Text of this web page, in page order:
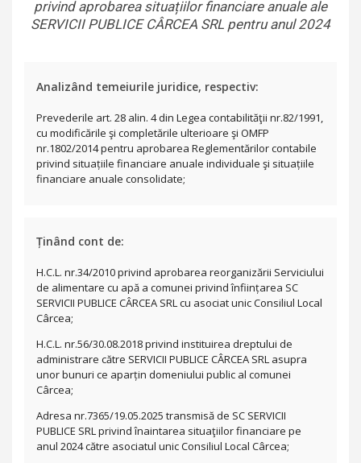
privind aprobarea situațiilor financiare anuale ale
SERVICII PUBLICE CÂRCEA SRL pentru anul 2024
Analizând temeiurile juridice, respectiv:
Prevederile art. 28 alin. 4 din Legea contabilităţii nr.82/1991,
cu modificările şi completările ulterioare şi OMFP
nr.1802/2014 pentru aprobarea Reglementărilor contabile
privind situațiile financiare anuale individuale şi situațiile
financiare anuale consolidate;
Ținând cont de:
H.C.L. nr.34/2010 privind aprobarea reorganizării Serviciului
de alimentare cu apă a comunei privind înființarea SC
SERVICII PUBLICE CÂRCEA SRL cu asociat unic Consiliul Local
Cârcea;
H.C.L. nr.56/30.08.2018 privind instituirea dreptului de
administrare către SERVICII PUBLICE CÂRCEA SRL asupra
unor bunuri ce aparțin domeniului public al comunei
Cârcea;
Adresa nr.7365/19.05.2025 transmisă de SC SERVICII
PUBLICE SRL privind înaintarea situaţiilor financiare pe
anul 2024 către asociatul unic Consiliul Local Cârcea;